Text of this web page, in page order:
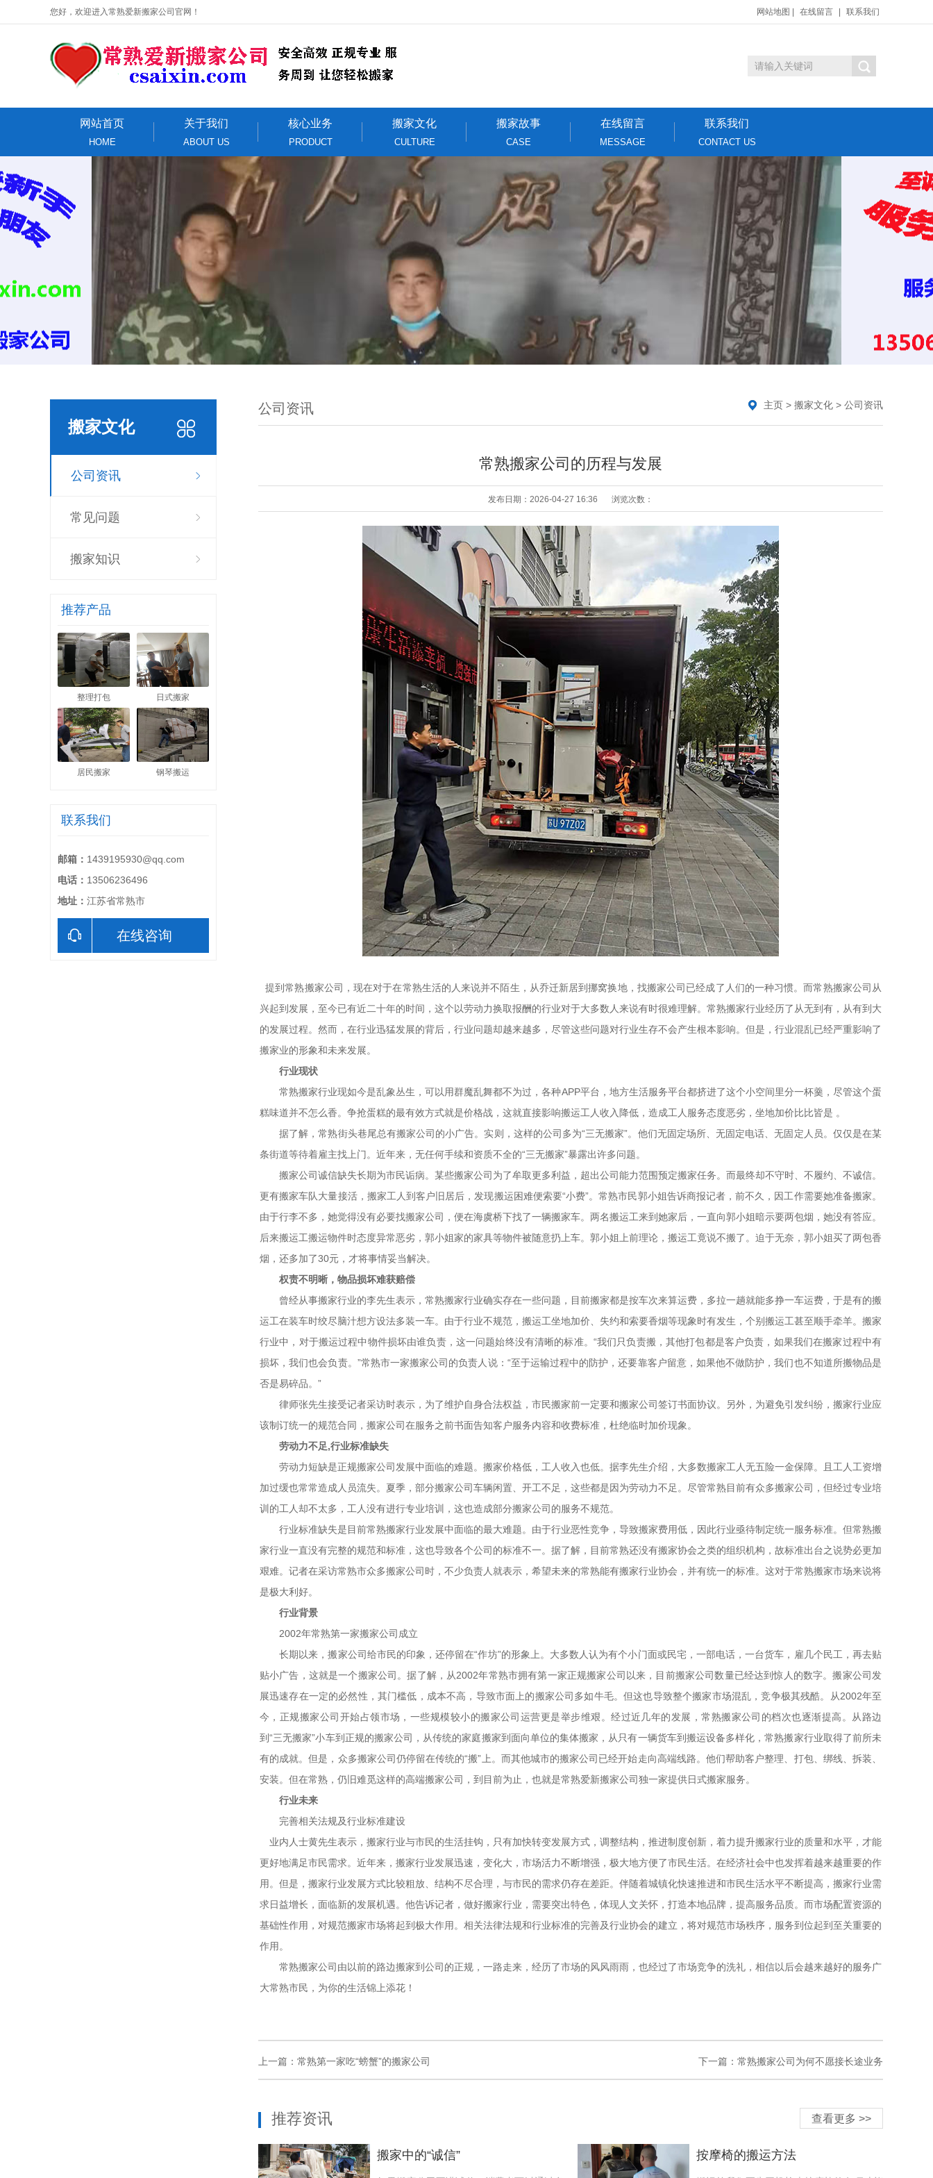
您好，欢迎进入常熟爱新搬家公司官网！ 网站地图 在线留言 联系我们
网站首页
HOME
关于我们
ABOUT US
核心业务
PRODUCT
搬家文化
CULTURE
搬家故事
CASE
在线留言
MESSAGE
联系我们
CONTACT US
搬家文化
公司资讯
常见问题
搬家知识
推荐产品
整理打包 日式搬家
居民搬家 钢琴搬运
联系我们
邮箱： 1439195930@qq.com
电话： 13506236496
地址： 江苏省常熟市
在线咨询
主页 > 搬家文化 > 公司资讯
公司资讯
常熟搬家公司的历程与发展
发布日期：2026-04-27 16:36 浏览次数：
提到常熟搬家公司，现在对于在常熟生活的人来说并不陌生，从乔迁新居到挪窝换地，找搬家公司已经成了人们的一种习惯。而常熟搬家公司从
兴起到发展，至今已有近二十年的时间，这个以劳动力换取报酬的行业对于大多数人来说有时很难理解。常熟搬家行业经历了从无到有，从有到大
的发展过程。然而，在行业迅猛发展的背后，行业问题却越来越多，尽管这些问题对行业生存不会产生根本影响。但是，行业混乱已经严重影响了
搬家业的形象和未来发展。
行业现状
常熟搬家行业现如今是乱象丛生，可以用群魔乱舞都不为过，各种APP平台，地方生活服务平台都挤进了这个小空间里分一杯羹，尽管这个蛋
糕味道并不怎么香。争抢蛋糕的最有效方式就是价格战，这就直接影响搬运工人收入降低，造成工人服务态度恶劣，坐地加价比比皆是 。
据了解，常熟街头巷尾总有搬家公司的小广告。实则，这样的公司多为“三无搬家”。他们无固定场所、无固定电话、无固定人员。仅仅是在某
条街道等待着雇主找上门。近年来，无任何手续和资质不全的“三无搬家”暴露出许多问题。
搬家公司诚信缺失长期为市民诟病。某些搬家公司为了牟取更多利益，超出公司能力范围预定搬家任务。而最终却不守时、不履约、不诚信。
更有搬家车队大量接活，搬家工人到客户旧居后，发现搬运困难便索要“小费”。常熟市民郭小姐告诉商报记者，前不久，因工作需要她准备搬家。
由于行李不多，她觉得没有必要找搬家公司，便在海虞桥下找了一辆搬家车。两名搬运工来到她家后，一直向郭小姐暗示要两包烟，她没有答应。
后来搬运工搬运物件时态度异常恶劣，郭小姐家的家具等物件被随意扔上车。郭小姐上前理论，搬运工竟说不搬了。迫于无奈，郭小姐买了两包香
烟，还多加了30元，才将事情妥当解决。
权责不明晰，物品损坏难获赔偿
曾经从事搬家行业的李先生表示，常熟搬家行业确实存在一些问题，目前搬家都是按车次来算运费，多拉一趟就能多挣一车运费，于是有的搬
运工在装车时绞尽脑汁想方设法多装一车。由于行业不规范，搬运工坐地加价、失约和索要香烟等现象时有发生，个别搬运工甚至顺手牵羊。搬家
行业中，对于搬运过程中物件损坏由谁负责，这一问题始终没有清晰的标准。“我们只负责搬，其他打包都是客户负责，如果我们在搬家过程中有
损坏，我们也会负责。”常熟市一家搬家公司的负责人说：“至于运输过程中的防护，还要靠客户留意，如果他不做防护，我们也不知道所搬物品是
否是易碎品。”
律师张先生接受记者采访时表示，为了维护自身合法权益，市民搬家前一定要和搬家公司签订书面协议。另外，为避免引发纠纷，搬家行业应
该制订统一的规范合同，搬家公司在服务之前书面告知客户服务内容和收费标准，杜绝临时加价现象。
劳动力不足,行业标准缺失
劳动力短缺是正规搬家公司发展中面临的难题。搬家价格低，工人收入也低。据李先生介绍，大多数搬家工人无五险一金保障。且工人工资增
加过缓也常常造成人员流失。夏季，部分搬家公司车辆闲置、开工不足，这些都是因为劳动力不足。尽管常熟目前有众多搬家公司，但经过专业培
训的工人却不太多，工人没有进行专业培训，这也造成部分搬家公司的服务不规范。
行业标准缺失是目前常熟搬家行业发展中面临的最大难题。由于行业恶性竞争，导致搬家费用低，因此行业亟待制定统一服务标准。但常熟搬
家行业一直没有完整的规范和标准，这也导致各个公司的标准不一。据了解，目前常熟还没有搬家协会之类的组织机构，故标准出台之说势必更加
艰难。记者在采访常熟市众多搬家公司时，不少负责人就表示，希望未来的常熟能有搬家行业协会，并有统一的标准。这对于常熟搬家市场来说将
是极大利好。
行业背景
2002年常熟第一家搬家公司成立
长期以来，搬家公司给市民的印象，还停留在“作坊”的形象上。大多数人认为有个小门面或民宅，一部电话，一台货车，雇几个民工，再去贴
贴小广告，这就是一个搬家公司。据了解，从2002年常熟市拥有第一家正规搬家公司以来，目前搬家公司数量已经达到惊人的数字。搬家公司发
展迅速存在一定的必然性，其门槛低，成本不高，导致市面上的搬家公司多如牛毛。但这也导致整个搬家市场混乱，竞争极其残酷。从2002年至
今，正规搬家公司开始占领市场，一些规模较小的搬家公司运营更是举步维艰。经过近几年的发展，常熟搬家公司的档次也逐渐提高。从路边
到“三无搬家”小车到正规的搬家公司，从传统的家庭搬家到面向单位的集体搬家，从只有一辆货车到搬运设备多样化，常熟搬家行业取得了前所未
有的成就。但是，众多搬家公司仍停留在传统的“搬”上。而其他城市的搬家公司已经开始走向高端线路。他们帮助客户整理、打包、绑线、拆装、
安装。但在常熟，仍旧难觅这样的高端搬家公司，到目前为止，也就是常熟爱新搬家公司独一家提供日式搬家服务。
行业未来
完善相关法规及行业标准建设
业内人士黄先生表示，搬家行业与市民的生活挂钩，只有加快转变发展方式，调整结构，推进制度创新，着力提升搬家行业的质量和水平，才能
更好地满足市民需求。近年来，搬家行业发展迅速，变化大，市场活力不断增强，极大地方便了市民生活。在经济社会中也发挥着越来越重要的作
用。但是，搬家行业发展方式比较粗放、结构不尽合理，与市民的需求仍存在差距。伴随着城镇化快速推进和市民生活水平不断提高，搬家行业需
求日益增长，面临新的发展机遇。他告诉记者，做好搬家行业，需要突出特色，体现人文关怀，打造本地品牌，提高服务品质。而市场配置资源的
基础性作用，对规范搬家市场将起到极大作用。相关法律法规和行业标准的完善及行业协会的建立，将对规范市场秩序，服务到位起到至关重要的
作用。
常熟搬家公司由以前的路边搬家到公司的正规，一路走来，经历了市场的风风雨雨，也经过了市场竞争的洗礼，相信以后会越来越好的服务广
大常熟市民，为你的生活锦上添花！
上一篇： 常熟第一家吃“螃蟹”的搬家公司 下一篇： 常熟搬家公司为何不愿接长途业务
查看更多 >>
推荐资讯
搬家中的“诚信” 按摩椅的搬运方法